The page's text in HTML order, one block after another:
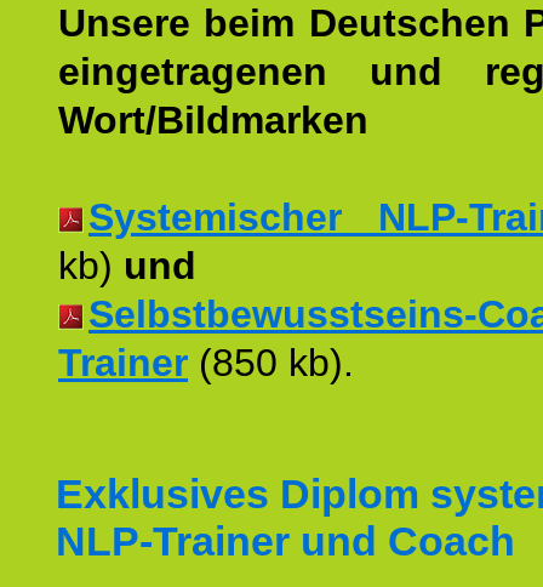
Unsere beim Deutschen
eingetragenen und
Wort/Bildmarken
Systemischer NLP-
kb) und
Selbstbewusstseins-
Trainer (850 kb).
Exklusives Diplom
NLP-Trainer und Coach